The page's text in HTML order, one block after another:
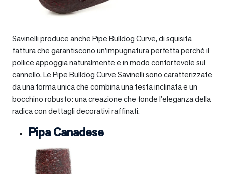
Savinelli produce anche Pipe Bulldog Curve, di squisita
fattura che garantiscono un’impugnatura perfetta perché il
pollice appoggia naturalmente e in modo confortevole sul
cannello. Le Pipe Bulldog Curve Savinelli sono caratterizzate
da una forma unica che combina una testa inclinata e un
bocchino robusto: una creazione che fonde l’eleganza della
radica con dettagli decorativi raffinati.
Pipa Canadese